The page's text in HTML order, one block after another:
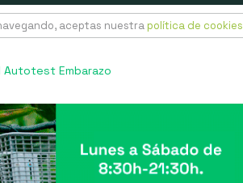
aceptas nuestra política de cookies
Autotest Embarazo